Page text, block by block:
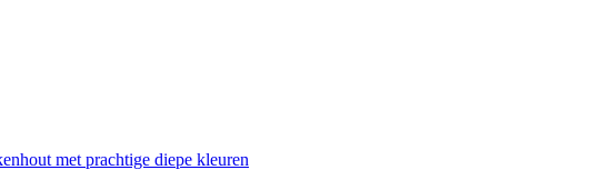
met prachtige diepe kleuren